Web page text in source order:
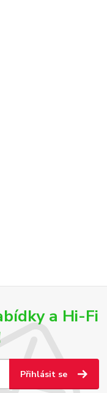
a Hi-Fi
Přihlásit se